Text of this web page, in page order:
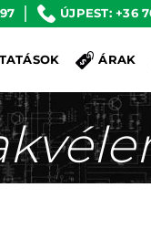
ÚJPEST: +36
ÁRAK